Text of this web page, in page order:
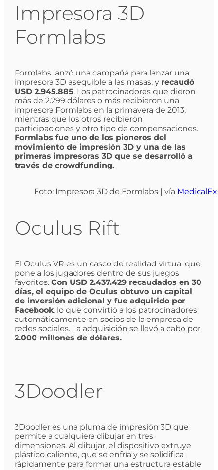
Impresora 3D
Formlabs
Formlabs lanzó una campaña para lanzar una
impresora 3D asequible a las masas, y recaudó
USD 2.945.885. Los patrocinadores que dieron
más de 2.299 dólares o más recibieron una
impresora Formlabs en la primavera de 2013,
mientras que los otros recibieron
participaciones y otro tipo de compensaciones.
Formlabs fue uno de los pioneros del
movimiento de impresión 3D y una de las
primeras impresoras 3D que se desarrolló a
través de crowdfunding.
Foto: Impresora 3D de Formlabs | vía
Oculus Rift
El Oculus VR es un casco de realidad virtual que
pone a los jugadores dentro de sus juegos
favoritos. Con USD 2.437.429 recaudados en 30
días, el equipo de Oculus obtuvo un capital
de inversión adicional y fue adquirido por
Facebook, lo que convirtió a los patrocinadores
automáticamente en socios de la empresa de
redes sociales. La adquisición se llevó a cabo por
2.000 millones de dólares.
3Doodler
3Doodler es una pluma de impresión 3D que
permite a cualquiera dibujar en tres
dimensiones. Al dibujar, el dispositivo extruye
plástico caliente, que se enfría y se solidifica
rápidamente para formar una estructura estable